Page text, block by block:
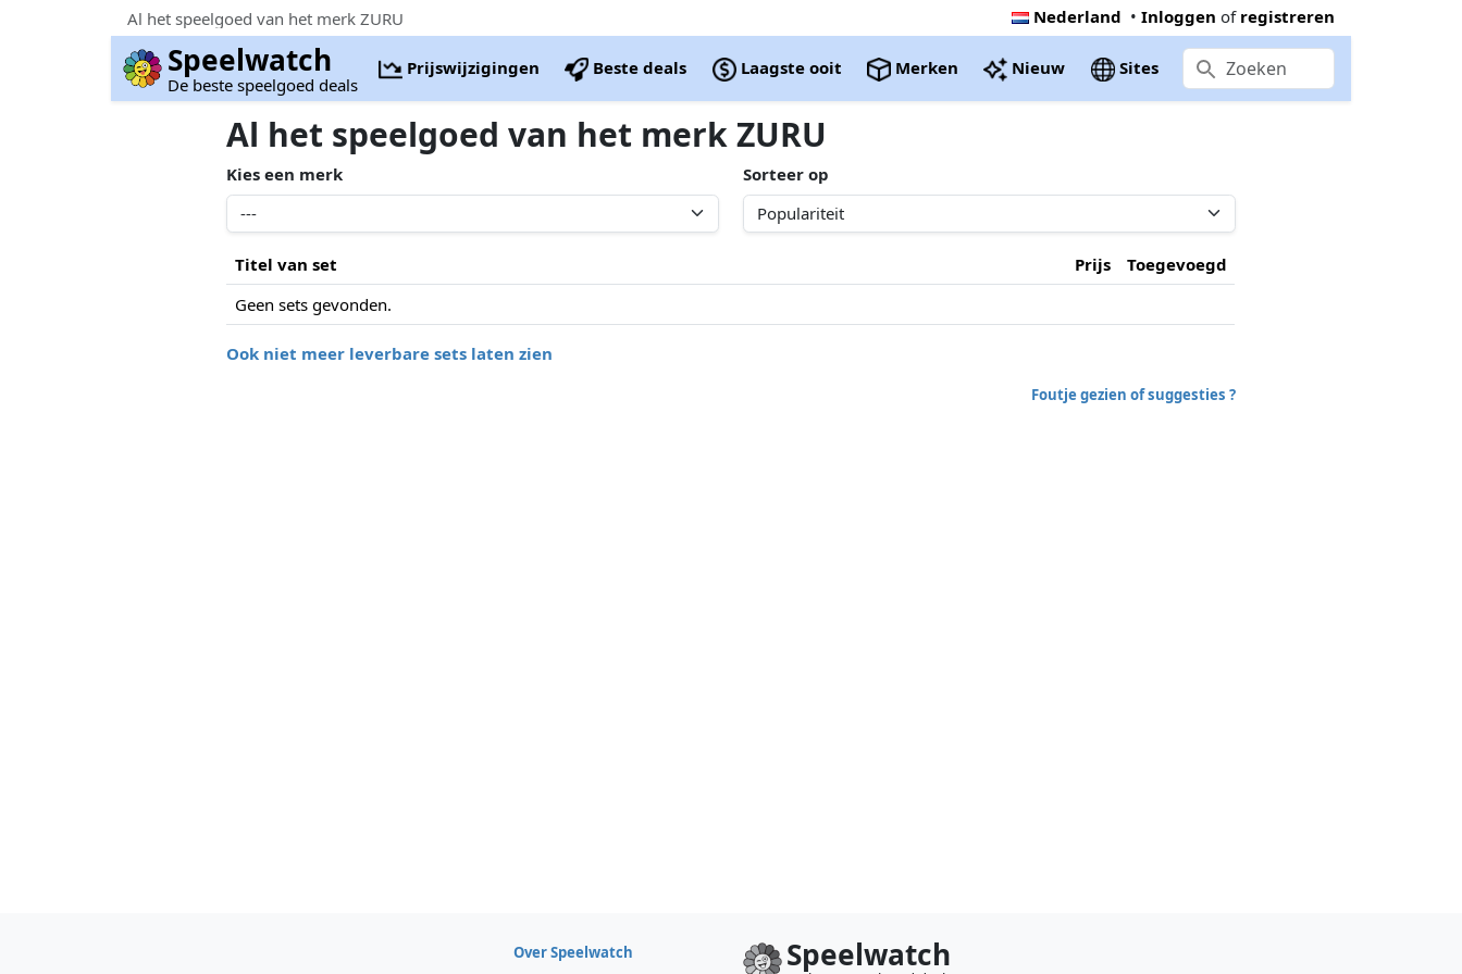
Al het speelgoed van het merk ZURU Nederland • Inloggen of registreren
Speelwatch
De beste speelgoed deals
Prijswijzigingen Beste deals Laagste ooit Merken Nieuw Sites
Al het speelgoed van het merk ZURU
Kies een merk Sorteer op
Titel van set Prijs
Toegevoegd
Geen sets gevonden.
Ook niet meer leverbare sets laten zien
Foutje gezien of suggesties ?
Over Speelwatch
Speelwatch